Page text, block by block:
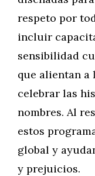
respeto por
incluir
sensibilidad
que alientan
celebrar las
nombres. Al
estos
global y
y prejuicios.